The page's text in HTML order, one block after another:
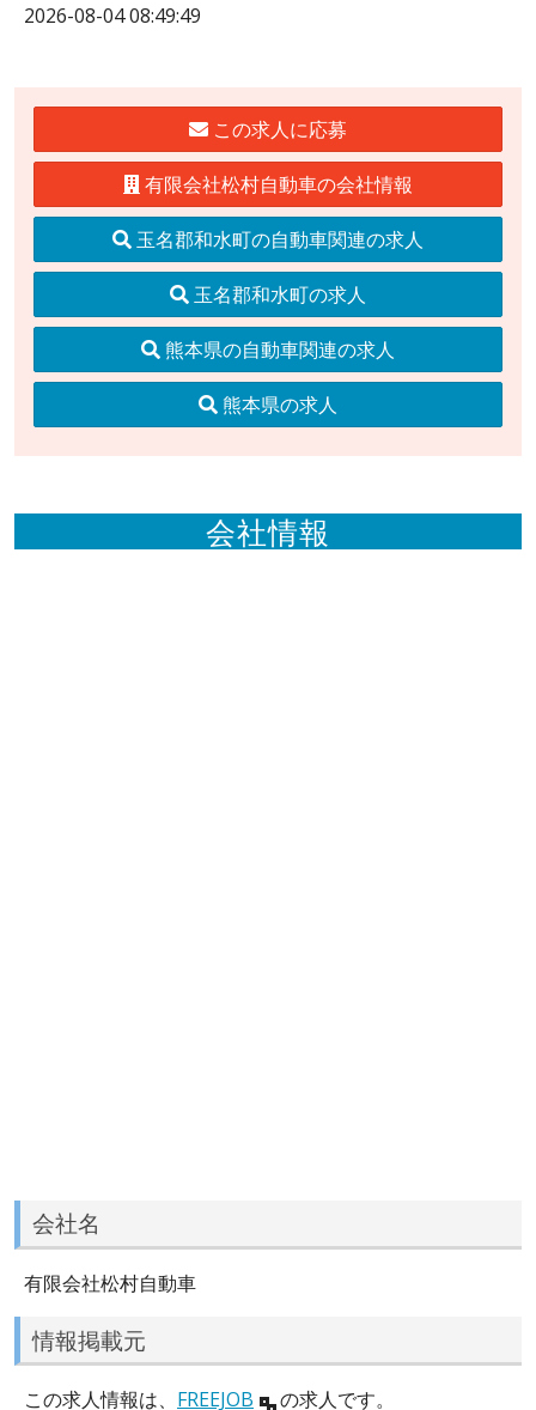
2026-08-04 08:49:49
この求人に応募
有限会社松村自動車の会社情報
玉名郡和水町の自動車関連の求人
玉名郡和水町の求人
熊本県の自動車関連の求人
熊本県の求人
会社情報
会社名
有限会社松村自動車
情報掲載元
この求人情報は、 FREEJOB の求人です。